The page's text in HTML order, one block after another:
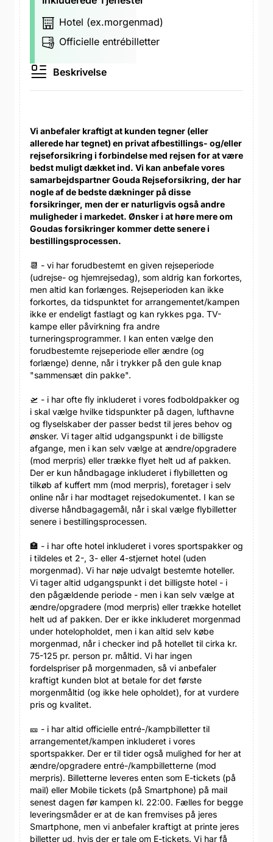
Hotel (ex.morgenmad)
Officielle entrébilletter
Beskrivelse
Vi anbefaler kraftigt at kunden tegner (eller
allerede har tegnet) en privat afbestillings- og/eller
rejseforsikring i forbindelse med rejsen for at være
bedst muligt dækket ind. Vi kan anbefale vores
samarbejdspartner Gouda Rejseforsikring, der har
nogle af de bedste dækninger på disse
forsikringer, men der er naturligvis også andre
muligheder i markedet. Ønsker i at høre mere om
Goudas forsikringer kommer dette senere i
bestillingsprocessen.
📆 - vi har forudbestemt en given rejseperiode
(udrejse- og hjemrejsedag), som aldrig kan forkortes,
men altid kan forlænges. Rejseperioden kan ikke
forkortes, da tidspunktet for arrangementet/kampen
ikke er endeligt fastlagt og kan rykkes pga. TV-
kampe eller påvirkning fra andre
turneringsprogrammer. I kan enten vælge den
forudbestemte rejseperiode eller ændre (og
forlænge) denne, når i trykker på den gule knap
"sammensæt din pakke".
🛫 - i har ofte fly inkluderet i vores fodboldpakker og
i skal vælge hvilke tidspunkter på dagen, lufthavne
og flyselskaber der passer bedst til jeres behov og
ønsker. Vi tager altid udgangspunkt i de billigste
afgange, men i kan selv vælge at ændre/opgradere
(mod merpris) eller trække flyet helt ud af pakken.
Der er kun håndbagage inkluderet i flybilletten og
tilkøb af kuffert mm (mod merpris), foretager i selv
online når i har modtaget rejsedokumentet. I kan se
diverse håndbagagemål, når i skal vælge flybilletter
senere i bestillingsprocessen.
🏣 - i har ofte hotel inkluderet i vores sportspakker og
i tildeles et 2-, 3- eller 4-stjernet hotel (uden
morgenmad). Vi har nøje udvalgt bestemte hoteller.
Vi tager altid udgangspunkt i det billigste hotel - i
den pågældende periode - men i kan selv vælge at
ændre/opgradere (mod merpris) eller trække hotellet
helt ud af pakken. Der er ikke inkluderet morgenmad
under hotelopholdet, men i kan altid selv købe
morgenmad, når i checker ind på hotellet til cirka kr.
75-125 pr. person pr. måltid. Vi har ingen
fordelspriser på morgenmaden, så vi anbefaler
kraftigt kunden blot at betale for det første
morgenmåltid (og ikke hele opholdet), for at vurdere
pris og kvalitet.
🎫 - i har altid officielle entré-/kampbilletter til
arrangementet/kampen inkluderet i vores
sportspakker. Der er til tider også mulighed for her at
ændre/opgradere entré-/kampbilletterne (mod
merpris). Billetterne leveres enten som E-tickets (på
mail) eller Mobile tickets (på Smartphone) på mail
senest dagen før kampen kl. 22:00. Fælles for begge
leveringsmåder er at de kan fremvises på jeres
Smartphone, men vi anbefaler kraftigt at printe jeres
billetter ud, hvis der er tale om E-tickets. Vi har få